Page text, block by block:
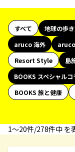
すべて 地球の歩
aruco 海外
Resort Style
島
BOOKS スペシャルコ
BOOKS 旅と健康
1〜20件/278件中 を